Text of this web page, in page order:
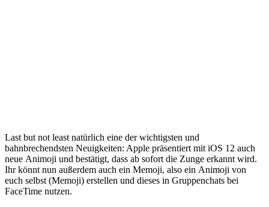
Last but not least natürlich eine der wichtigsten und
bahnbrechendsten Neuigkeiten: Apple präsentiert mit iOS 12 auch
neue Animoji und bestätigt, dass ab sofort die Zunge erkannt wird.
Ihr könnt nun außerdem auch ein Memoji, also ein Animoji von
euch selbst (Memoji) erstellen und dieses in Gruppenchats bei
FaceTime nutzen.